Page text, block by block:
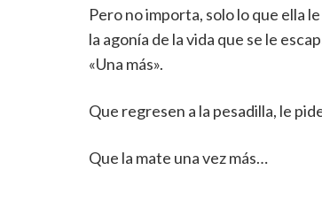
Pero no importa, solo lo que ella
la agonía de la vida que se le
«Una más».
Que regresen a la pesadilla, le
Que la mate una vez más…